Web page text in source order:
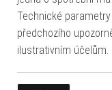
Technické
předchozího
ilustrativním účelům.